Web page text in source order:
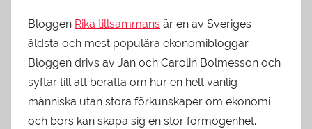
Bloggen Rika tillsammans är en av Sveriges
äldsta och mest populära ekonomibloggar.
Bloggen drivs av Jan och Carolin Bolmesson och
syftar till att berätta om hur en helt vanlig
människa utan stora förkunskaper om ekonomi
och börs kan skapa sig en stor förmögenhet.